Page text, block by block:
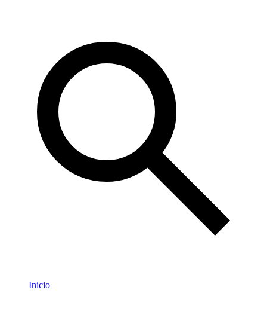
Inicio